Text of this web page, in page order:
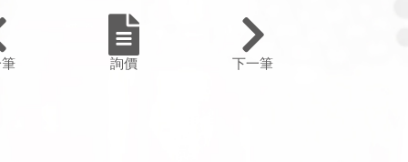
詢價 下一筆